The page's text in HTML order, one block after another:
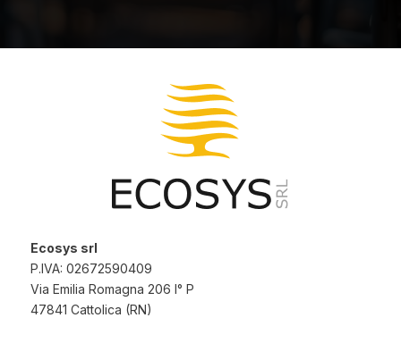
Ecosys srl
P.IVA: 02672590409
Via Emilia Romagna 206 I° P
47841 Cattolica (RN)